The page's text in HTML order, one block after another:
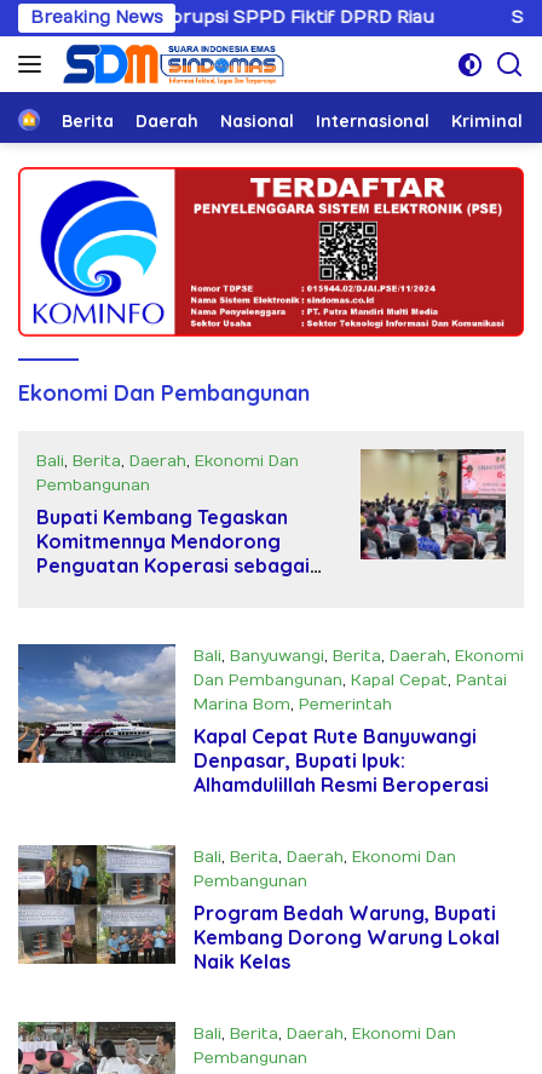
Langsung
ke
konten
Breaking News
Korupsi SPPD Fiktif DPRD Riau Sandiwaranya
HomeBerita Daerah Nasional Internasional Kriminal
Ekonomi Dan Pembangunan
Bali, Berita, Daerah, Ekonomi Dan
Pembangunan
Juli 24, 2025
Bupati Kembang Tegaskan
Komitmennya Mendorong
Penguatan Koperasi sebagai
Bali, Banyuwangi, Berita, Daerah, Ekonomi
Dan Pembangunan, Kapal Cepat, Pantai
Marina Bom, Pemerintah
Juli 23, 2025
Kapal Cepat Rute Banyuwangi
Denpasar, Bupati Ipuk:
Alhamdulillah Resmi Beroperasi
Bali, Berita, Daerah, Ekonomi Dan
Pembangunan
Mei 7, 2025
Program Bedah Warung, Bupati
Kembang Dorong Warung Lokal
Naik Kelas
Bali, Berita, Daerah, Ekonomi Dan
Pembangunan